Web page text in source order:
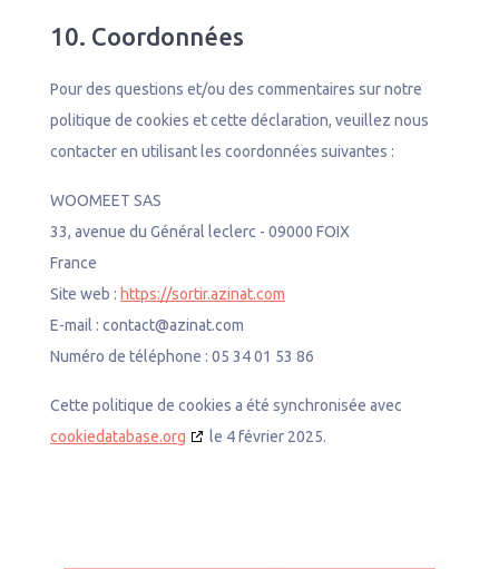
10. Coordonnées
Pour des questions et/ou des commentaires sur notre
politique de cookies et cette déclaration, veuillez nous
contacter en utilisant les coordonnées suivantes :
WOOMEET SAS
33, avenue du Général leclerc - 09000 FOIX
France
Site web : https://sortir.azinat.com
E-mail : contact@azinat.com
Numéro de téléphone : 05 34 01 53 86
Cette politique de cookies a été synchronisée avec
cookiedatabase.org
le 4 février 2025.